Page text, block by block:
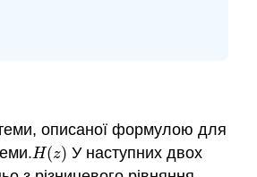
LCCDE
прямий
описаної формулою для
H(z)
H(z) У наступних двох